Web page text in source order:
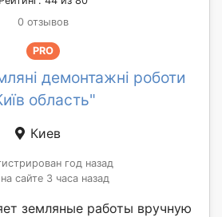
0 отзывов
PRO
демонтажні роботи
область"
Киев
год назад
сайте 3 часа назад
земляные работы вручную